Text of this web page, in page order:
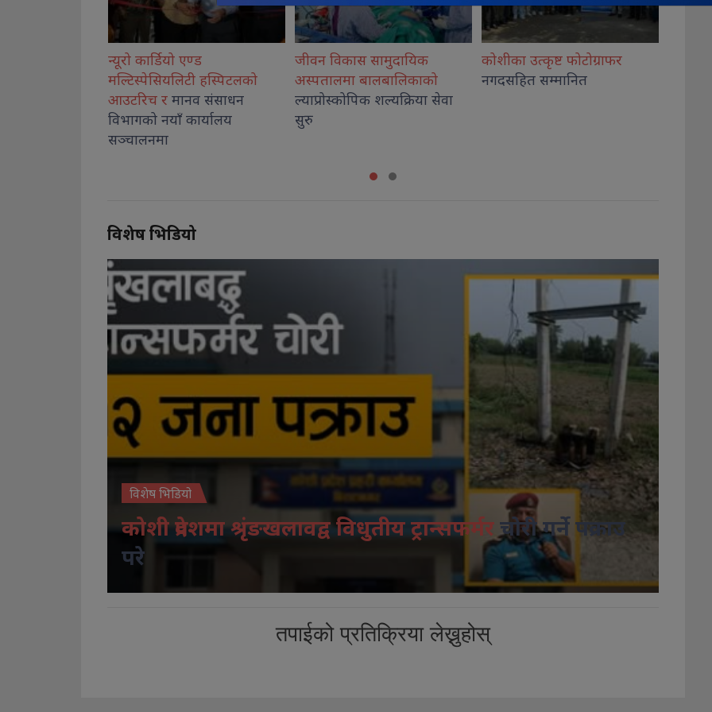
जीवन विकास सामुदायिक
अस्पतालमा बालबालिकाको
ल्याप्रोस्कोपिक शल्यक्रिया सेवा
सुरु
कोशीका उत्कृष्ट फोटोग्राफर
नगदसहित सम्मानित
राष्ट्रिय भेलालाई शेरबहादुर देउवाले
सम्बोधन गर्ने
विशेष भिडियो
विशेष भिडियो
कोशी प्रदेशमा श्रृंङखलावद्व विधुतीय ट्रान्सफर्मरचोरी गर्ने पक्राउ
परे
तपाईको प्रतिक्रिया लेख्नुहोस्